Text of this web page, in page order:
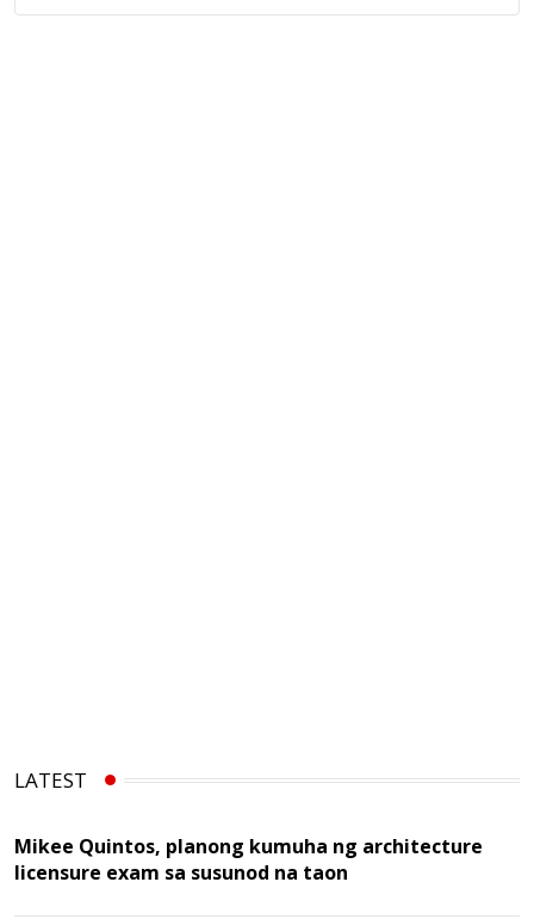
LATEST
Mikee Quintos, planong kumuha ng architecture
licensure exam sa susunod na taon